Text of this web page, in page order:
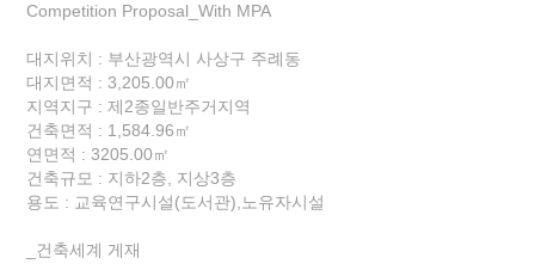
Competition Proposal_With MPA
대지위치 : 부산광역시 사상구 주례동
대지면적 : 3,205.00㎡
지역지구 : 제2종일반주거지역
건축면적 : 1,584.96㎡
연면적 : 3205.00㎡
건축규모 : 지하2층, 지상3층
용도 : 교육연구시설(도서관),노유자시설
_건축세계 게재